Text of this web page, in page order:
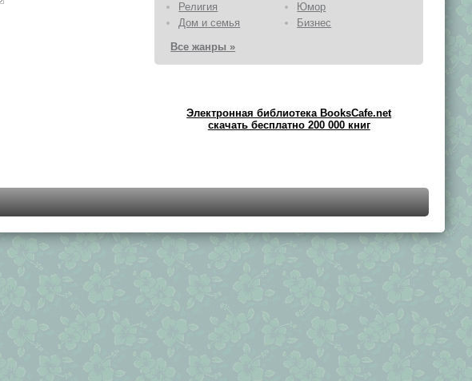
Религия
Юмор
Дом и семья
Бизнес
Все жанры »
Электронная библиотека BooksCafe.net
скачать бесплатно 200 000 книг